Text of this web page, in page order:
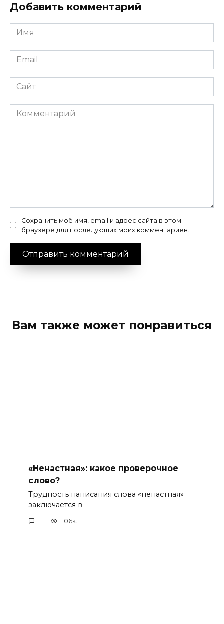
Добавить комментарий
Имя
*
Email
*
Сайт
Комментарий
Сохранить моё имя, email и адрес сайта в этом
браузере для последующих моих комментариев.
Вам также может понравиться
«Ненастная»: какое проверочное
слово?
Трудность написания слова «ненастная»
заключается в
1 106к.